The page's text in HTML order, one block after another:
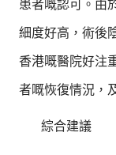
患者嘅認可。由
細度好高，術後
香港嘅醫院好注
者嘅恢復情況，
綜合建議